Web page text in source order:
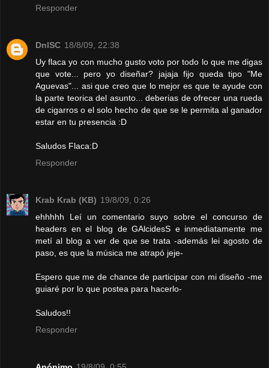
Responder
DnlSC 18/8/09, 22:38
Uy flaca yo con mucho gusto voto por todo lo que me digas
que vote... pero yo diseñar? jajaja fijo queda tipo "Me
Aguevas"... asi que creo que lo mejor es que te ayude con
la parte teorica del asunto... deberias de ofrecer una rueda
de cigarros o el solo hecho de que se le permita al ganador
estar en tu presencia :D
Saludos Flaca:D
Responder
Krab Krab (KB) 19/8/09, 0:26
ehhhhh Leí un comentario suyo sobre el concurso de
headers en el blog de GAlcidesS e inmediatamente me
metí al blog a ver de que se trata -además lei agosto de
paso, es que la música me atrapó jeje-
Espero que me de chance de participar con mi diseño -me
guiaré por lo que postea para hacerlo-
Saludos!!
Responder